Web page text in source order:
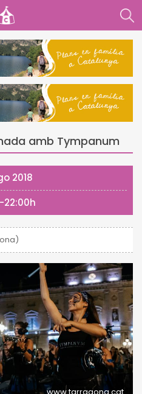
amb Tympanum
2018
22:00h
www.tarragona.cat